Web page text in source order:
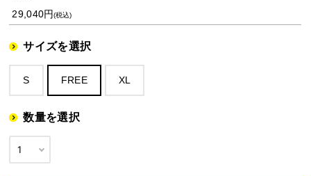
29,040円(税込)
サイズを選択
S FREE XL
数量を選択